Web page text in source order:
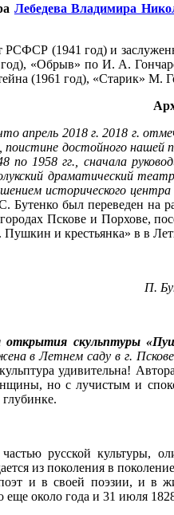
Лебедева Владимира
РСФСР (1941 год) и
«Обрыв» по И. А.
(1961 год), «Старик» М.
апрель 2018 г. 2018 г.
поистине достойного
по 1958 гг., сначала
драматический
исторического
был переведен на
Пскове и Порхове,
и крестьянка» в в
П.
скульптуры
в Летнем саду в г.
удивительна!
но с лучистым и
русской культуры,
из поколения в
и в своей поэзии, и
около года и 31 июля